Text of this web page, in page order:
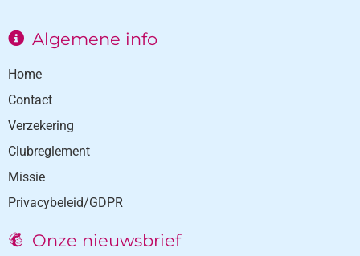
Algemene info
Home
Contact
Verzekering
Clubreglement
Missie
Privacybeleid/GDPR
Onze nieuwsbrief